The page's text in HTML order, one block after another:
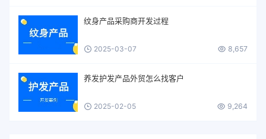
纹身产品采购商开发过程
2025-03-07 8,657
养发护发产品外贸怎么找客户
2025-02-05 9,264